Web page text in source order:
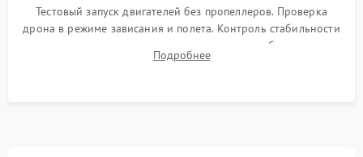
Тестовый запуск двигателей без пропеллеров. Проверка
дрона в режиме зависания и полета. Контроль стабильности
удержания точки, качества передачи видео, работы системы
возврата домой (RTH) и дальности радиосвязи.
Подробнее